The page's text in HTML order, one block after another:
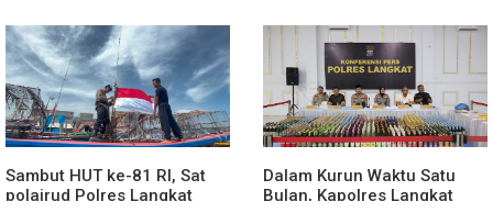
Ketergantungan Gadget
Tingkatkan Kenyamanan
Akses Wisata, Pertanian dan
Perekonomian
Sambut HUT ke-81 RI, Sat
polairud Polres Langkat
Dalam Kurun Waktu Satu
Bulan, Kapolres Langkat